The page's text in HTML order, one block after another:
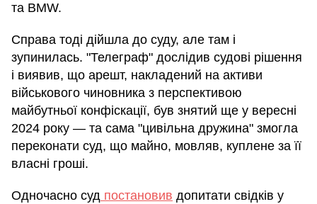
та BMW.
Справа тоді дійшла до суду, але там і
зупинилась. "Телеграф" дослідив судові рішення
і виявив, що арешт, накладений на активи
військового чиновника з перспективою
майбутньої конфіскації, був знятий ще у вересні
2024 року — та сама "цивільна дружина" змогла
переконати суд, що майно, мовляв, куплене за її
власні гроші.
Одночасно суд постановив допитати свідків у